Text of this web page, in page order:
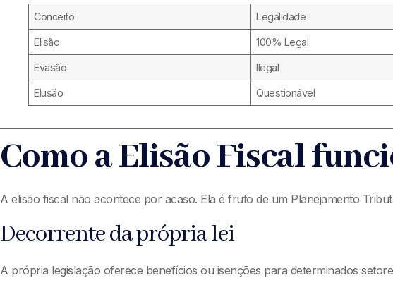
Conceito Legalidade
Elisão 100% Legal
Evasão Ilegal
Elusão Questionável
Como a Elisão Fiscal
A elisão fiscal não acontece por acaso. Ela é fruto de um Planejamento
Decorrente da própria lei
A própria legislação oferece benefícios ou isenções para determinados